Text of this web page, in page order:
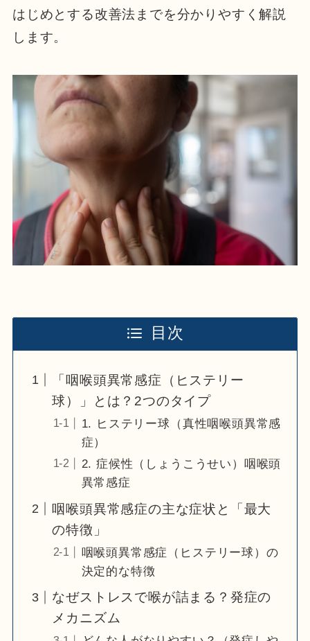
はじめとする改善法までを分かりやすく解説
します。
目次
「咽喉頭異常感症（ヒステリー
球）」とは？2つのタイプ
1. ヒステリー球（真性咽喉頭異常感
症）
2. 症候性（しょうこうせい）咽喉頭
異常感症
咽喉頭異常感症の主な症状と「最大
の特徴」
咽喉頭異常感症（ヒステリー球）の
決定的な特徴
なぜストレスで喉が詰まる？発症の
メカニズム